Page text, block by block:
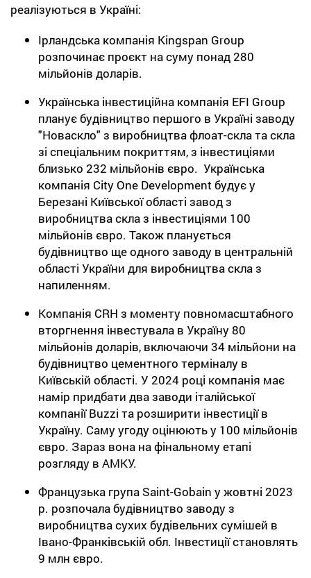
реалізуються в Україні:
Ірландська компанія Kingspan Group
розпочинає проєкт на суму понад 280
мільйонів доларів.
Українська інвестиційна компанія EFI Group
планує будівництво першого в Україні заводу
"Новаскло" з виробництва флоат-скла та скла
зі спеціальним покриттям, з інвестиціями
близько 232 мільйонів євро. Українська
компанія City One Development будує у
Березані Київської області завод з
виробництва скла з інвестиціями 100
мільйонів євро. Також планується
будівництво ще одного заводу в центральній
області України для виробництва скла з
напиленням.
Компанія CRH з моменту повномасштабного
вторгнення інвестувала в Україну 80
мільйонів доларів, включаючи 34 мільйони на
будівництво цементного терміналу в
Київській області. У 2024 році компанія має
намір придбати два заводи італійської
компанії Buzzi та розширити інвестиції в
Україну. Саму угоду оцінюють у 100 мільйонів
євро. Зараз вона на фінальному етапі
розгляду в АМКУ.
Французька група Saint-Gobain у жовтні 2023
р. розпочала будівництво заводу з
виробництва сухих будівельних сумішей в
Івано-Франківській обл. Інвестиції становлять
9 млн євро.